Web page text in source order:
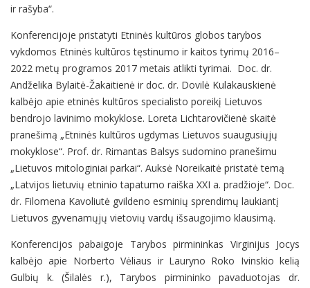
ir rašyba“.
Konferencijoje pristatyti Etninės kultūros globos tarybos
vykdomos Etninės kultūros tęstinumo ir kaitos tyrimų 2016–
2022 metų programos 2017 metais atlikti tyrimai. Doc. dr.
Andželika Bylaitė-Žakaitienė ir doc. dr. Dovilė Kulakauskienė
kalbėjo apie etninės kultūros specialisto poreikį Lietuvos
bendrojo lavinimo mokyklose. Loreta Lichtarovičienė skaitė
pranešimą „Etninės kultūros ugdymas Lietuvos suaugusiųjų
mokyklose“. Prof. dr. Rimantas Balsys sudomino pranešimu
„Lietuvos mitologiniai parkai“. Auksė Noreikaitė pristatė temą
„Latvijos lietuvių etninio tapatumo raiška XXI a. pradžioje“. Doc.
dr. Filomena Kavoliutė gvildeno esminių sprendimų laukiantį
Lietuvos gyvenamųjų vietovių vardų išsaugojimo klausimą.
Konferencijos pabaigoje Tarybos pirmininkas Virginijus Jocys
kalbėjo apie Norberto Vėliaus ir Lauryno Roko Ivinskio kelią
Gulbių k. (Šilalės r.), Tarybos pirmininko pavaduotojas dr.